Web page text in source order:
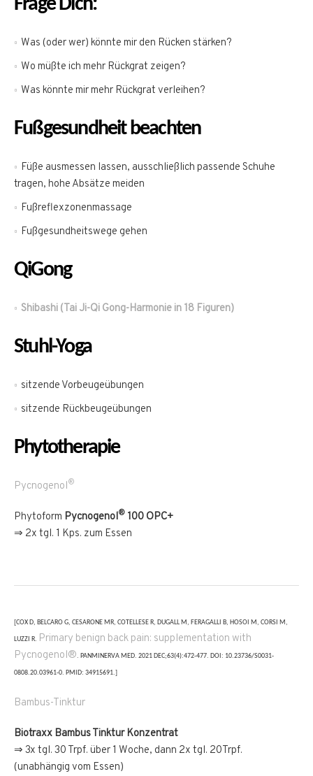
Frage Dich:
Was (oder wer) könnte mir den Rücken stärken?
Wo müßte ich mehr Rückgrat zeigen?
Was könnte mir mehr Rückgrat verleihen?
Fußgesundheit beachten
Füße ausmessen lassen, ausschließlich passende Schuhe
tragen, hohe Absätze meiden
Fußreflexzonenmassage
Fußgesundheitswege gehen
QiGong
Shibashi (Tai Ji-Qi Gong-Harmonie in 18 Figuren)
Stuhl-Yoga
sitzende Vorbeugeübungen
sitzende Rückbeugeübungen
Phytotherapie
Pycnogenol®
Phytoform Pycnogenol® 100 OPC+
⇒ 2x tgl. 1 Kps. zum Essen
[COX D, BELCARO G, CESARONE MR, COTELLESE R, DUGALL M, FERAGALLI B, HOSOI M, CORSI M,
LUZZI R. Primary benign back pain: supplementation with
Pycnogenol®. PANMINERVA MED. 2021 DEC;63(4):472-477. DOI: 10.23736/S0031-
0808.20.03961-0. PMID: 34915691.]
Bambus-Tinktur
Biotraxx Bambus Tinktur Konzentrat
⇒ 3x tgl. 30 Trpf. über 1 Woche, dann 2x tgl. 20Trpf.
(unabhängig vom Essen)